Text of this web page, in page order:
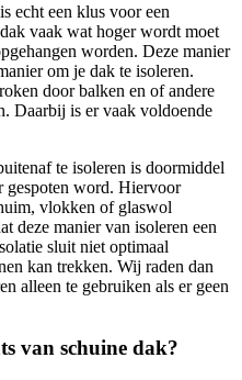
echt een klus voor een
vaak wat hoger wordt moet
worden. Deze manier
om je dak te isoleren.
door balken en of andere
Daarbij is er vaak voldoende
te isoleren is doormiddel
gespoten word. Hiervoor
vlokken of glaswol
deze manier van isoleren een
sluit niet optimaal
kan trekken. Wij raden dan
alleen te gebruiken als er geen
van schuine dak?